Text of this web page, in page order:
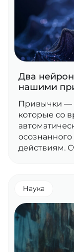
Два
нашими
Привычки —
которые со
действиям.
Наука